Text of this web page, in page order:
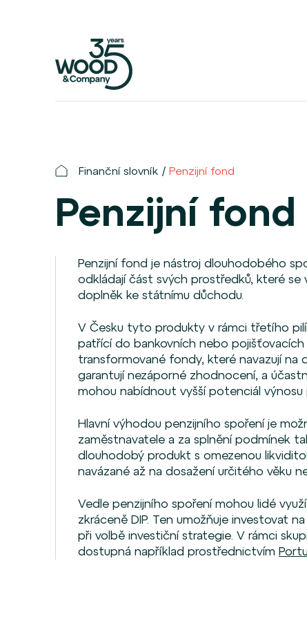
Finanční slovník Penzijní fond
Penzijní fond
Penzijní fond je nástroj dlouhodobého
odkládají část svých prostředků, které se
doplněk ke státnímu důchodu.
V Česku tyto produkty v rámci třetího
patřící do bankovních nebo pojišťovacích
transformované fondy, které navazují na
garantují nezáporné zhodnocení, a
mohou nabídnout vyšší potenciál
Hlavní výhodou penzijního spoření je
zaměstnavatele a za splnění podmínek
dlouhodobý produkt s omezenou
navázané až na dosažení určitého věku
Vedle penzijního spoření mohou lidé
zkráceně DIP. Ten umožňuje investovat
při volbě investiční strategie. V rámci
dostupná například prostřednictvím Portu